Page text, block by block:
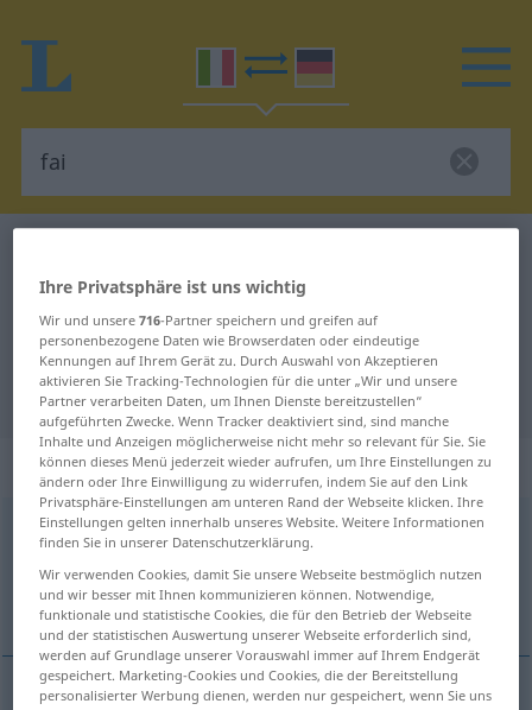
Italienisch-Deutsch Übersetzung
für "fai"
"fai" Deutsch Übersetzung
„fai“
[ˈfaːi]
Übersicht aller Übersetzungen
(Für mehr Details die Übersetzung anklicken/antippen)
Ihre Privatsphäre ist uns wichtig
Wir und unsere716-Partner speichern und greifen auf
personenbezogene Daten wie Browserdaten oder eindeutige
Kennungen auf Ihrem Gerät zu. Durch Auswahl von Akzeptieren
aktivieren Sie Tracking-Technologien für die unter „Wir und unsere
Partner verarbeiten Daten, um Ihnen Dienste bereitzustellen“
aufgeführten Zwecke. Wenn Tracker deaktiviert sind, sind manche
Inhalte und Anzeigen möglicherweise nicht mehr so relevant für Sie. Sie
können dieses Menü jederzeit wieder aufrufen, um Ihre Einstellungen zu
ändern oder Ihre Einwilligung zu widerrufen, indem Sie auf den Link
Privatsphäre-Einstellungen am unteren Rand der Webseite klicken. Ihre
Einstellungen gelten innerhalb unseres Website. Weitere Informationen
finden Sie in unserer Datenschutzerklärung.
Wir verwenden Cookies, damit Sie unsere Webseite bestmöglich nutzen
und wir besser mit Ihnen kommunizieren können. Notwendige,
funktionale und statistische Cookies, die für den Betrieb der Webseite
und der statistischen Auswertung unserer Webseite erforderlich sind,
werden auf Grundlage unserer Vorauswahl immer auf Ihrem Endgerät
gespeichert. Marketing-Cookies und Cookies, die der Bereitstellung
personalisierter Werbung dienen, werden nur gespeichert, wenn Sie uns